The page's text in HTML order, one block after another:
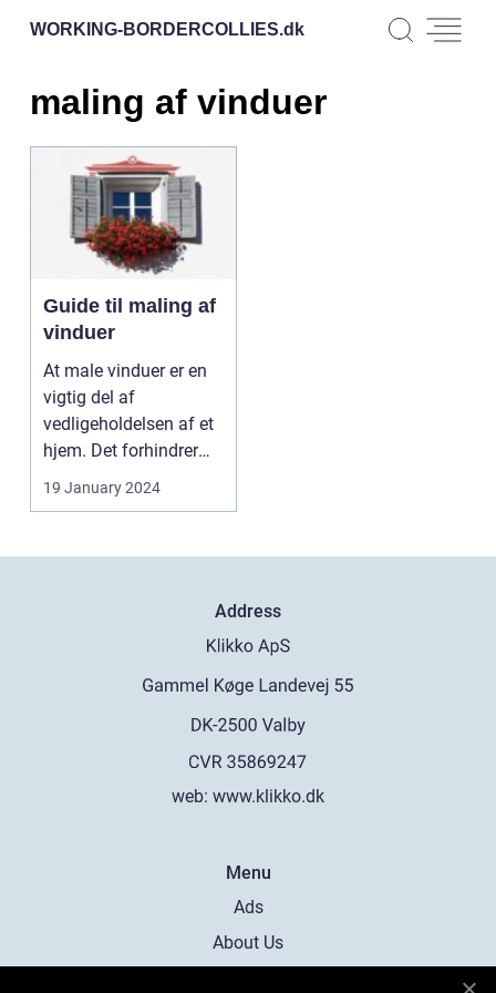
WORKING-BORDERCOLLIES.dk
maling af vinduer
Guide til maling af
vinduer
At male vinduer er en
vigtig del af
vedligeholdelsen af et
hjem. Det forhindrer
ikke blot træværket ...
19 January 2024
Address
web: www.klikko.dk
Menu
Ads
About Us